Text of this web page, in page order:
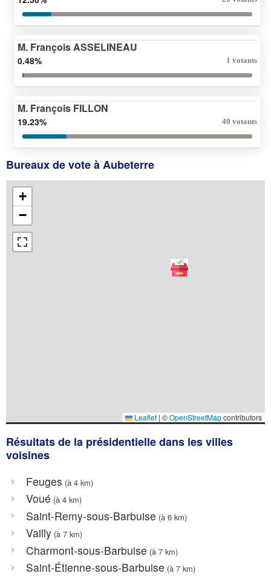
M. François ASSELINEAU
0.48% 1 votants
M. François FILLON
19.23% 40 votants
Bureaux de vote à Aubeterre
+
−
Leaflet | ©OpenStreetMapcontributors
Résultats de la présidentielle dans les villes
voisines
Feuges (à 4 km)
Voué (à 4 km)
Saint-Remy-sous-Barbuise (à 6 km)
Vailly(à 7 km)
Charmont-sous-Barbuise (à 7 km)
Saint-Étienne-sous-Barbuise (à 7 km)